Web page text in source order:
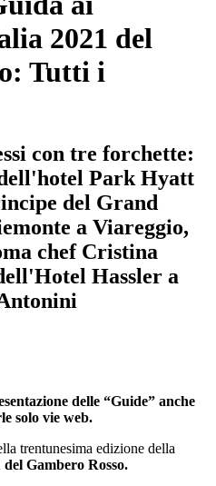
2021 del
Tutti i
con tre forchette:
Park Hyatt
del Grand
a Viareggio,
chef Cristina
Hassler a
delle “Guide” anche
solo vie web.
trentunesima edizione della
Gambero Rosso.